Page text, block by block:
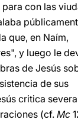
con las
que, en Naím,
y luego le
de Jesús
de sus
critica
(cf. Mc